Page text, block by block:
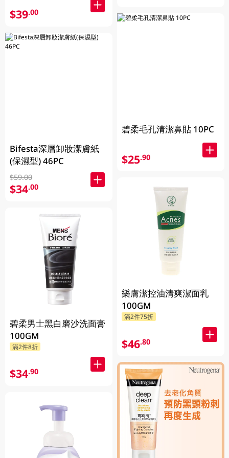
$39.00
Bifesta深層卸妝潔膚紙
(保濕型) 46PC
$59.00
$34.00
碧柔男士黑白磨沙洗面膏
100GM
滿2件8折
$34.90
碧柔毛孔清潔鼻貼 10PC
$25.90
樂膚潔控油清爽潔面乳
100GM
滿2件75折
$46.80